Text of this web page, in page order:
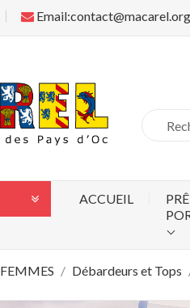
Email:contact@macarel.org
ACCUEIL
FEMMES Débardeurs et Tops